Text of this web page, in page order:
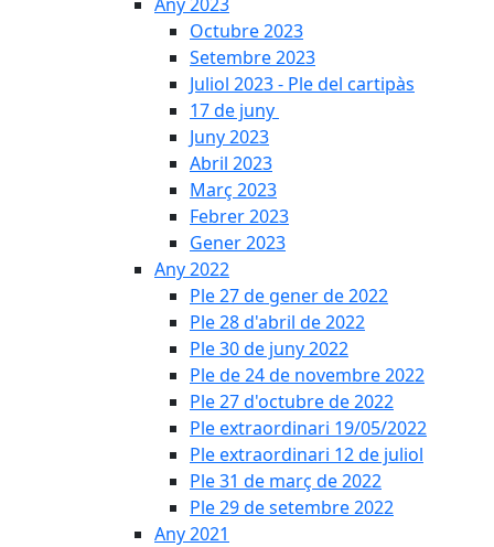
Octubre 2023
Setembre 2023
Juliol 2023 - Ple del cartipàs
17 de juny
Juny 2023
Abril 2023
Març 2023
Febrer 2023
Gener 2023
Any 2022
Ple 27 de gener de 2022
Ple 28 d'abril de 2022
Ple 30 de juny 2022
Ple de 24 de novembre 2022
Ple 27 d'octubre de 2022
Ple extraordinari 19/05/2022
Ple extraordinari 12 de juliol
Ple 31 de març de 2022
Ple 29 de setembre 2022
Any 2021